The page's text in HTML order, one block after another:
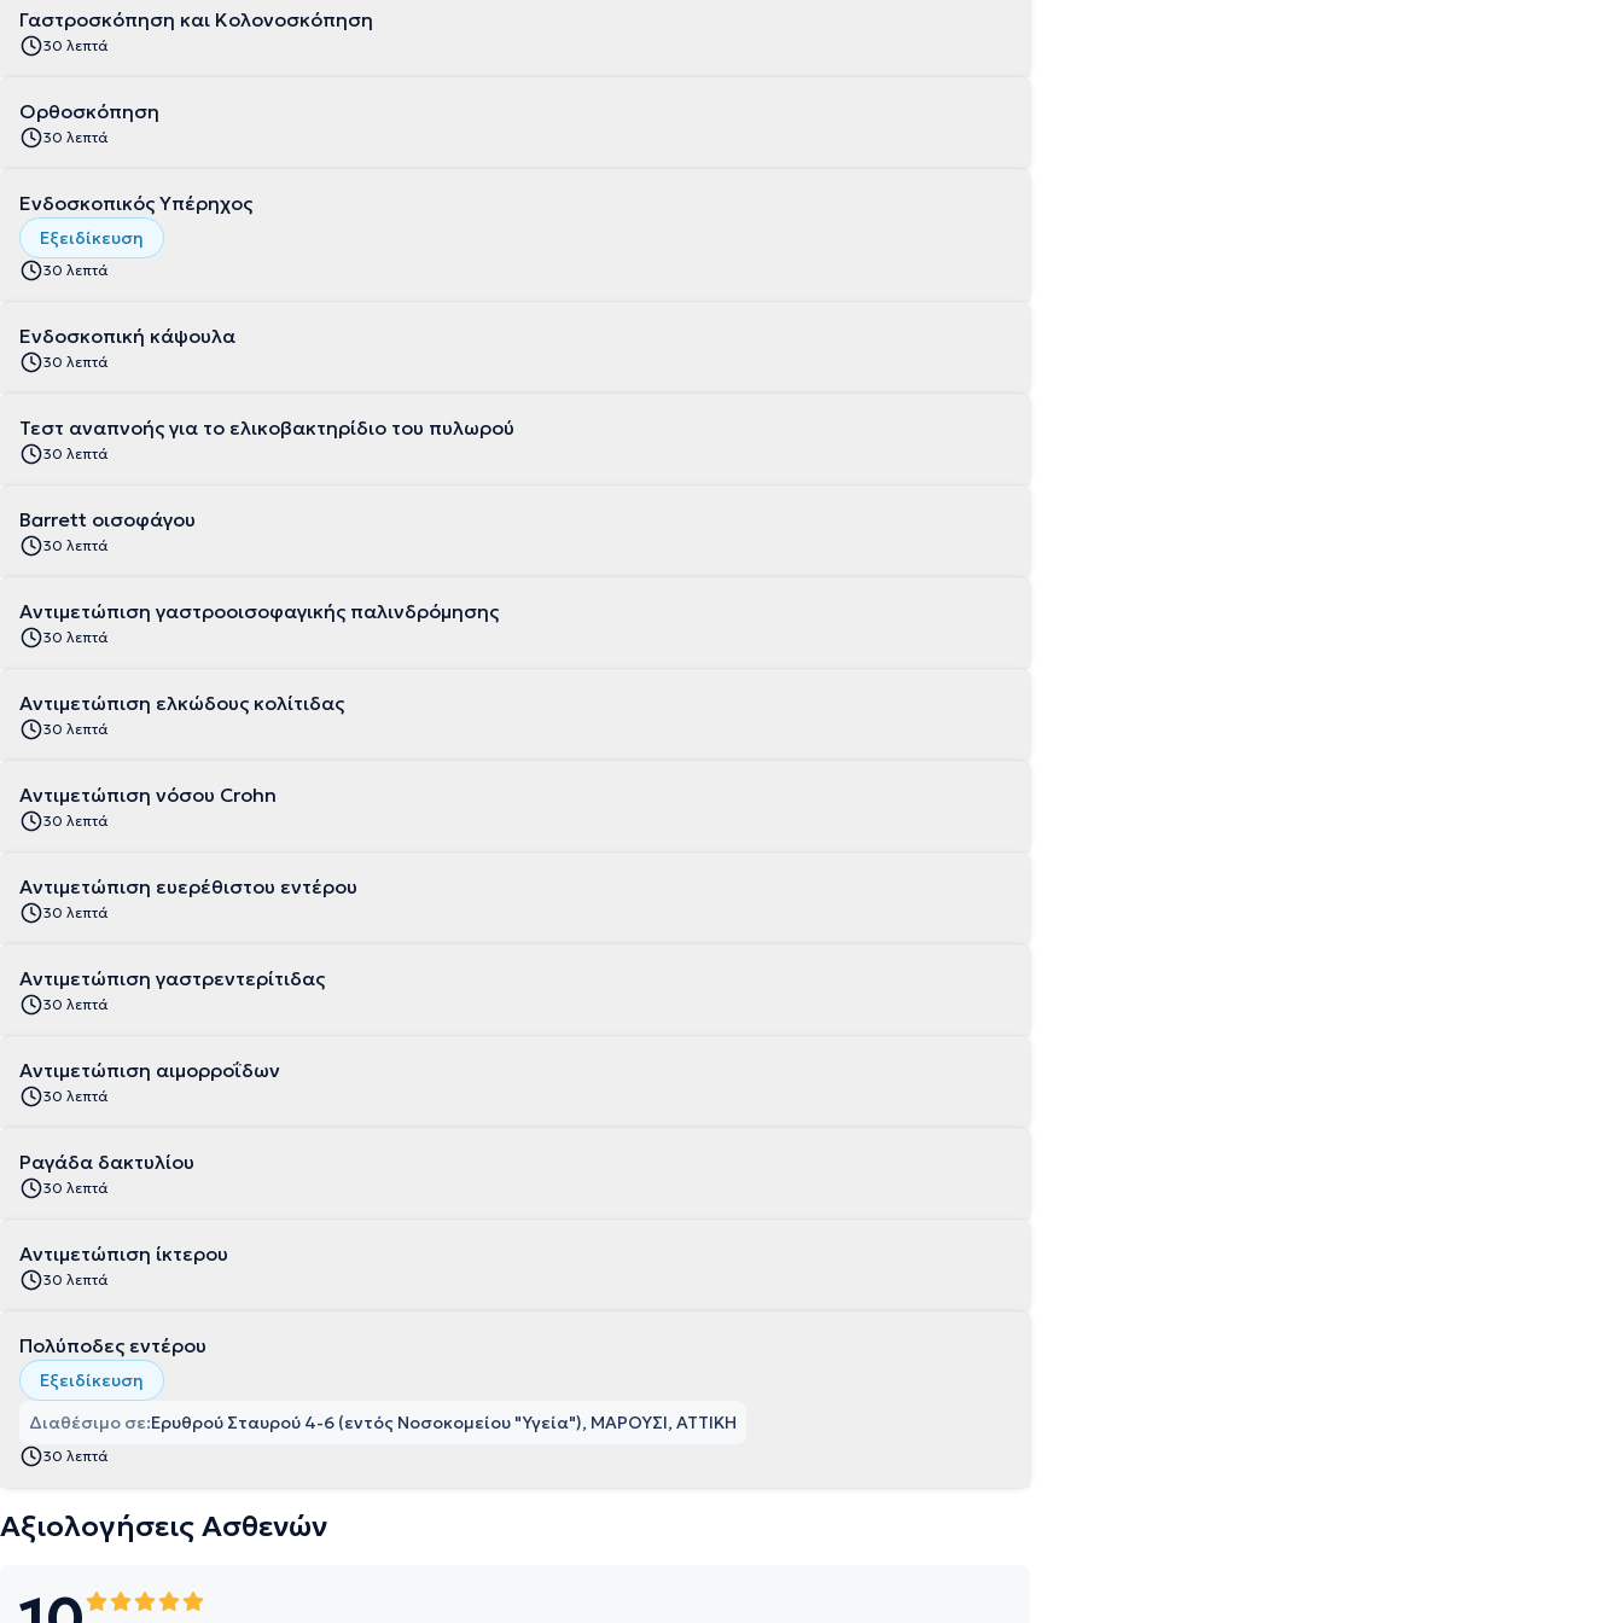
Γαστροσκόπηση και Κολονοσκόπηση
30 λεπτά
Ορθοσκόπηση
30 λεπτά
Ενδοσκοπικός Υπέρηχος
Εξειδίκευση
30 λεπτά
Ενδοσκοπική κάψουλα
30 λεπτά
Τεστ αναπνοής για το ελικοβακτηρίδιο του πυλωρού
30 λεπτά
Barrett οισοφάγου
30 λεπτά
Αντιμετώπιση γαστροοισοφαγικής παλινδρόμησης
30 λεπτά
Αντιμετώπιση ελκώδους κολίτιδας
30 λεπτά
Αντιμετώπιση νόσου Crohn
30 λεπτά
Αντιμετώπιση ευερέθιστου εντέρου
30 λεπτά
Αντιμετώπιση γαστρεντερίτιδας
30 λεπτά
Αντιμετώπιση αιμορροΐδων
30 λεπτά
Ραγάδα δακτυλίου
30 λεπτά
Αντιμετώπιση ίκτερου
30 λεπτά
Πολύποδες εντέρου
Εξειδίκευση
Διαθέσιμο σε:Ερυθρού Σταυρού 4-6 (εντός Νοσοκομείου "Υγεία"), ΜΑΡΟΥΣΙ, ΑΤΤΙΚΗ
30 λεπτά
Αξιολογήσεις Ασθενών